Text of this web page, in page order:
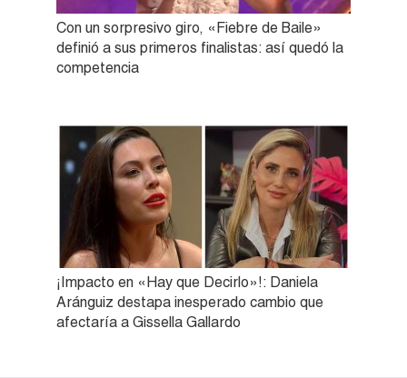
Con un sorpresivo giro, «Fiebre de Baile»
definió a sus primeros finalistas: así quedó la
competencia
¡Impacto en «Hay que Decirlo»!: Daniela
Aránguiz destapa inesperado cambio que
afectaría a Gissella Gallardo